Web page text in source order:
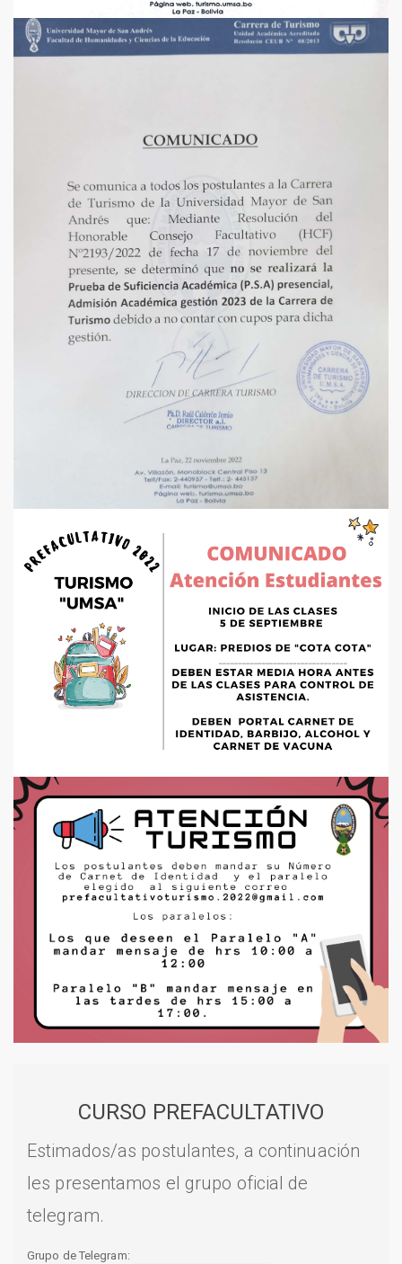
CURSO PREFACULTATIVO
Estimados/as postulantes, a continuación
les presentamos el grupo oficial de
telegram.
Grupo de Telegram: